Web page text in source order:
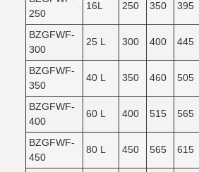
250
16L 250 350 395
BZGFWF-
300
25 L 300 400 445
BZGFWF-
350
40 L 350 460 505
BZGFWF-
400
60 L 400 515 565
BZGFWF-
450
80 L 450 565 615